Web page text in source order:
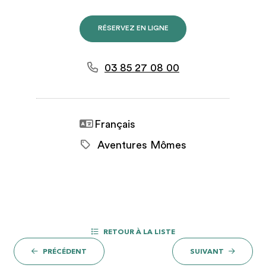
RÉSERVEZ EN LIGNE
03 85 27 08 00
Français
Aventures Mômes
PRÉCÉDENT
RETOUR À LA LISTE
SUIVANT